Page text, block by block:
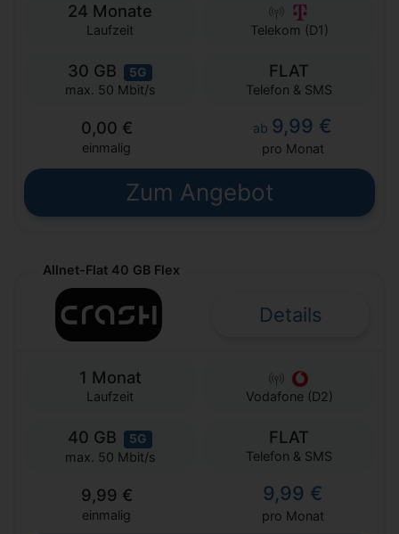
24 Monate
Laufzeit Telekom (D1)
30 GB 5G
max. 50 Mbit/s
FLAT
Telefon & SMS
0,00 €
einmalig
ab 9,99 €
pro Monat
Zum Angebot
Allnet-Flat 40 GB Flex
Details
1 Monat
Laufzeit Vodafone (D2)
40 GB 5G
max. 50 Mbit/s
FLAT
Telefon & SMS
9,99 €
einmalig
9,99 €
pro Monat